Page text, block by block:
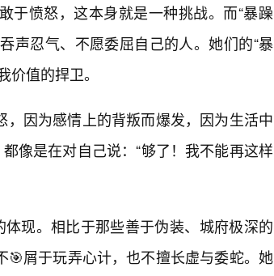
于愤怒，这本身就是一种挑战。而“暴躁
声忍气、不愿委屈自己的人。她们的“暴
值的捍卫。
因为感情上的背叛而爆发，因为生活中
像是在对自己说：“够了！我不能再这样
现。相比于那些善于伪装、城府极深的
屑于玩弄心计，也不擅长虚与委蛇。她